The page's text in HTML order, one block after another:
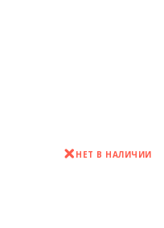
НЕТ В НАЛИЧИИ